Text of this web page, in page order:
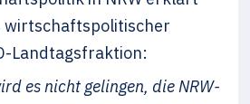
wirtschaftspolitischer
Landtagsfraktion:
es nicht gelingen, die NRW-